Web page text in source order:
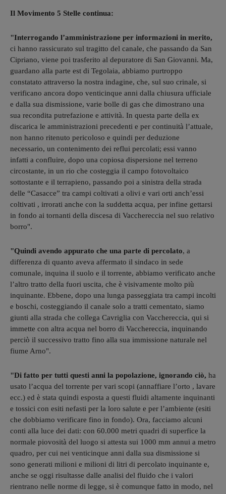
Il Movimento 5 Stelle continua:
"Interrogando l’amministrazione per informazioni in merito,
ci hanno rassicurato sul tragitto del canale, che passando da San
Cipriano, viene poi trasferito al depuratore di San Giovanni. Ma,
guardano alla parte est di Tegolaia, abbiamo purtroppo
constatato attraverso la nostra indagine, che, sul suo crinale, si
verificano ancora dopo venticinque anni dalla chiusura ufficiale
e dalla sua dismissione, varie bolle di gas che dimostrano una
sua recondita putrefazione e attività. In questa parte della ex
discarica le amministrazioni precedenti e per continuità l’attuale,
non hanno ritenuto pericoloso e quindi per deduzione
necessario, un contenimento dei reflui percolati; essi vanno
infatti a confluire, dopo una copiosa dispersione nel terreno
circostante, in un rio che costeggia il campo fotovoltaico
sottostante e il terrapieno, passando poi a sinistra della strada
delle “Casacce” tra campi coltivati a olivi e vari orti anch’essi
coltivati , irrorati anche con la suddetta acqua, per infine gettarsi
in fondo ai tornanti della discesa di Vacchereccia nel suo relativo
borro".
"Quindi avendo appurato che una parte di percolato, a
differenza di quanto aveva affermato il sindaco in sede
comunale, inquina il suolo e il torrente, abbiamo verificato anche
l’altro tratto della fuori uscita, che è visivamente molto più
inquinante. Ebbene, dopo una lunga passeggiata tra campi incolti
e boschi, costeggiando il canale solo a tratti cementato, siamo
giunti alla strada che collega Cavriglia con Vacchereccia, qui si
immette con altra acqua nel borro di Vacchereccia, inquinando
perciò il successivo tratto fino alla sua immissione naturale nel
fiume Arno".
"Di fatto per tutti questi anni la popolazione, ignorando ciò, ha
usato l’acqua del torrente per vari scopi (annaffiare l’orto , lavare
ecc.) ed è stata quindi esposta a questi fluidi altamente inquinanti
e tossici con esiti nefasti per la loro salute e per l’ambiente (esiti
che dobbiamo verificare fino in fondo). Ora, facciamo alcuni
conti alla luce dei dati: con 60.000 metri quadri di superfice la
normale piovosità del luogo si attesta sui 1000 mm annui a metro
quadro, per cui nei venticinque anni dalla sua dismissione si
sono generati milioni e milioni di litri di percolato inquinante e,
anche se oggi risultasse dalle analisi del fluido che i valori
rientrano nelle norme di legge, si è comunque fatto in modo, nel